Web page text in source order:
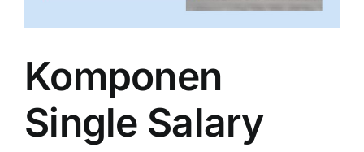
Komponen
Single Salary